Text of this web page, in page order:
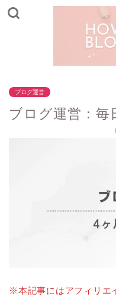
ブログ運営
ブログ運営：毎
※本記事にはアフィリエ